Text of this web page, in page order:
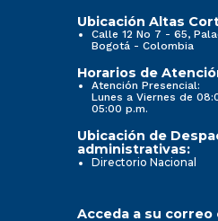
Ubicación Altas
Calle 12 No 7 - 65,
Bogotá - Colombia
Horarios de
Atención Presencial:
Lunes a Viernes de
05:00 p.m.
Ubicación de
administrativas:
Directorio Nacional
Acceda a su